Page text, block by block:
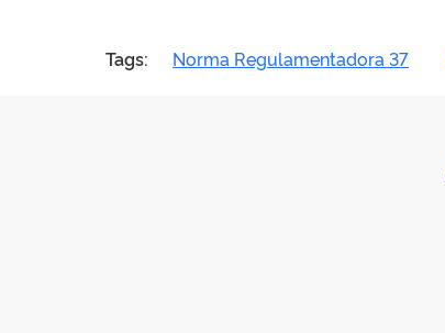
Tags: Norma Regulamentadora 37